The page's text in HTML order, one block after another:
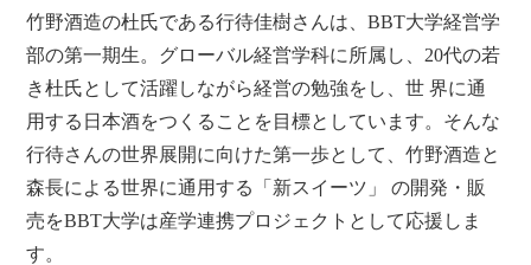
竹野酒造の杜氏である行待佳樹さんは、BBT大学経営学
部の第一期生。グローバル経営学科に所属し、20代の若
き杜氏として活躍しながら経営の勉強をし、世 界に通
用する日本酒をつくることを目標としています。そんな
行待さんの世界展開に向けた第一歩として、竹野酒造と
森長による世界に通用する「新スイーツ」 の開発・販
売をBBT大学は産学連携プロジェクトとして応援しま
す。